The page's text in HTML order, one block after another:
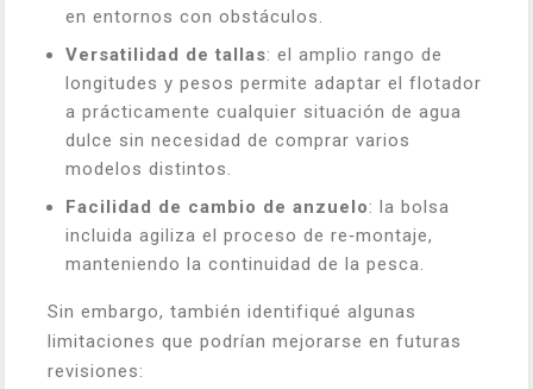
en entornos con obstáculos.
Versatilidad de tallas: el amplio rango de
longitudes y pesos permite adaptar el flotador
a prácticamente cualquier situación de agua
dulce sin necesidad de comprar varios
modelos distintos.
Facilidad de cambio de anzuelo: la bolsa
incluida agiliza el proceso de re‑montaje,
manteniendo la continuidad de la pesca.
Sin embargo, también identifiqué algunas
limitaciones que podrían mejorarse en futuras
revisiones: